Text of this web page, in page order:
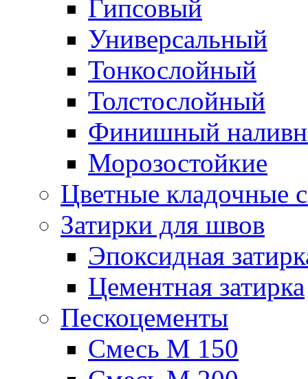
Гипсовый
Универсальный
Тонкослойный
Толстослойный
Финишный
Морозостойкие
Цветные кладочные
Затирки для швов
Эпоксидная
Цементная затирка
Пескоцементы
Смесь М 150